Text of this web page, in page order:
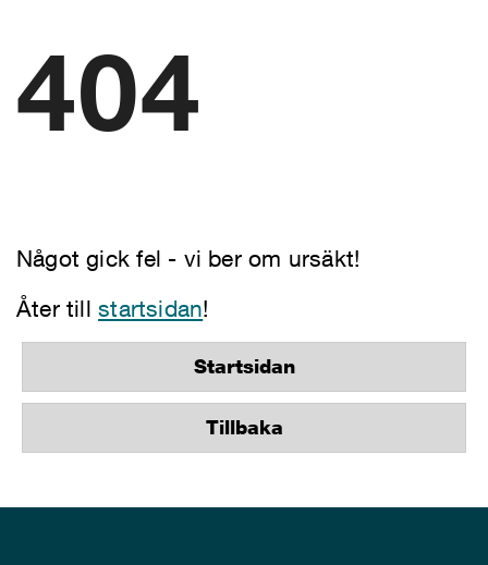
404
Något gick fel - vi ber om ursäkt!
Åter tillstartsidan!
Startsidan
Tillbaka